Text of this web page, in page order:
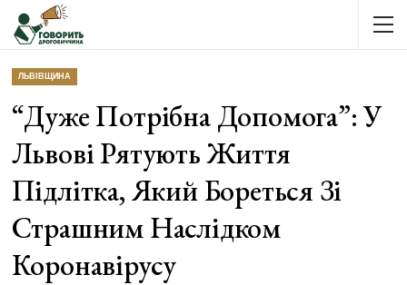
ЛЬВІВЩИНА
“Дуже Потрібна Допомога”: У
Львові Рятують Життя
Підлітка, Який Бореться Зі
Страшним Наслідком
Коронавірусу